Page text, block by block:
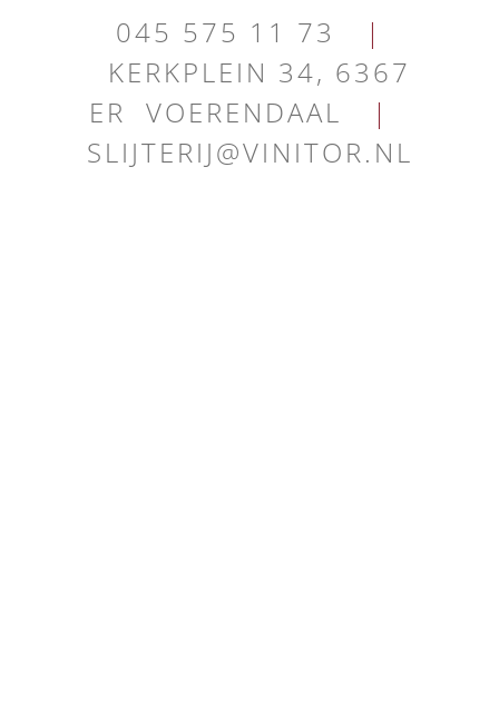
045 575 11 73
|
KERKPLEIN 34, 6367
ER VOERENDAAL
|
SLIJTERIJ@VINITOR.NL